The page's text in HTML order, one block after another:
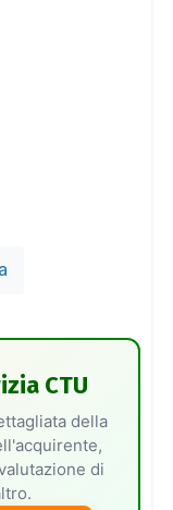
CTU
della
di